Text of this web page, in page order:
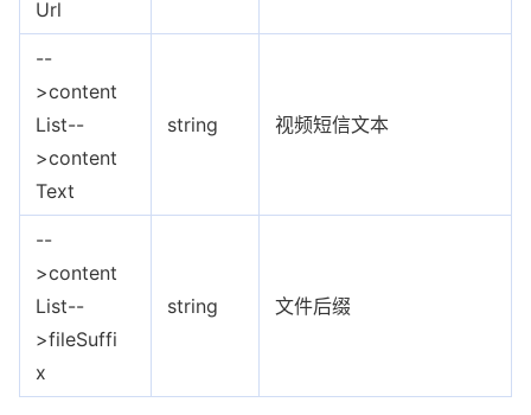
Url
--
>content
List--
>content
Text
string 视频短信文本
--
>content
List--
>fileSuffi
x
string 文件后缀